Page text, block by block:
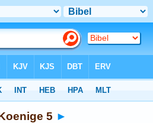
5 ►